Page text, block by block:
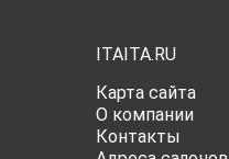
ITAITA.RU
Карта сайта
О компании
Контакты